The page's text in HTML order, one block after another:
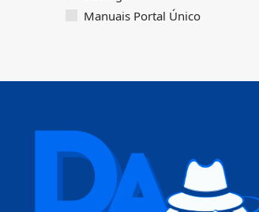
Manuais Portal Único